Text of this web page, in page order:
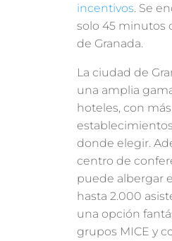
incentivos. Se
solo 45 minutos
de Granada.
La ciudad de
una amplia
hoteles, con
donde elegir.
centro de
puede albergar
hasta 2.000
una opción
grupos MICE y